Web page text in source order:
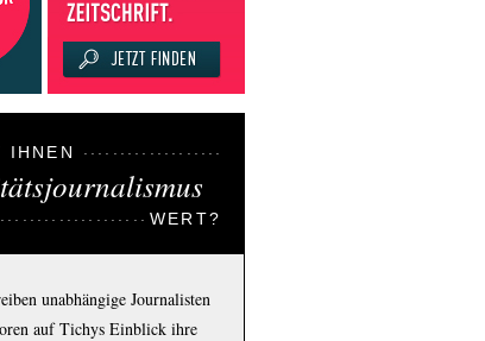
IHNEN
WERT?
unabhängige Journalisten
auf Tichys Einblick ihre